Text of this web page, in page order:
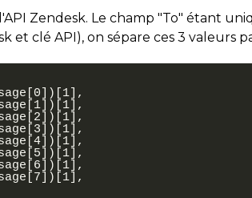
Zendesk. Le champ "To" étant
et clé API), on sépare ces 3 valeurs